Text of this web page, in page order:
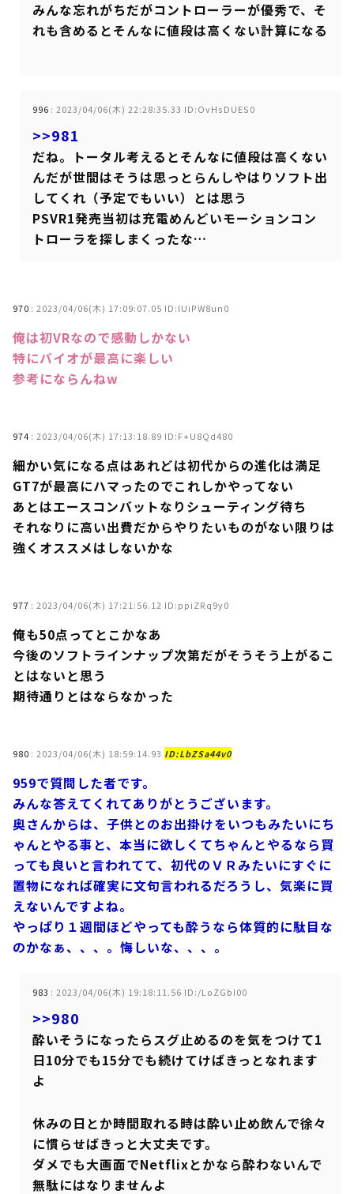
みんな忘れがちだがコントローラーが優秀で、そ
れも含めるとそんなに値段は高くない計算になる
996 : 2023/04/06(木) 22:28:35.33 ID:OvHsDUES0
>>981
だね。トータル考えるとそんなに値段は高くない
んだが世間はそうは思っとらんしやはりソフト出
してくれ（予定でもいい）とは思う
PSVR1発売当初は充電めんどいモーションコン
トローラを探しまくったな…
970 : 2023/04/06(木) 17:09:07.05 ID:lUiPW8un0
俺は初VRなので感動しかない
特にバイオが最高に楽しい
参考にならんねw
974 : 2023/04/06(木) 17:13:18.89 ID:F+U8Qd480
細かい気になる点はあれどは初代からの進化は満足
GT7が最高にハマったのでこれしかやってない
あとはエースコンバットなりシューティング待ち
それなりに高い出費だからやりたいものがない限りは
強くオススメはしないかな
977 : 2023/04/06(木) 17:21:56.12 ID:ppiZRq9y0
俺も50点ってとこかなあ
今後のソフトラインナップ次第だがそうそう上がるこ
とはないと思う
期待通りとはならなかった
980 : 2023/04/06(木) 18:59:14.93 ID:LbZSa44v0
959で質問した者です。
みんな答えてくれてありがとうございます。
奥さんからは、子供とのお出掛けをいつもみたいにち
ゃんとやる事と、本当に欲しくてちゃんとやるなら買
っても良いと言われてて、初代のＶＲみたいにすぐに
置物になれば確実に文句言われるだろうし、気楽に買
えないんですよね。
やっぱり１週間ほどやっても酔うなら体質的に駄目な
のかなぁ、、、。悔しいな、、、。
983 : 2023/04/06(木) 19:18:11.56 ID:/LoZGbI00
>>980
酔いそうになったらスグ止めるのを気をつけて1
日10分でも15分でも続けてけばきっとなれます
よ
休みの日とか時間取れる時は酔い止め飲んで徐々
に慣らせばきっと大丈夫です。
ダメでも大画面でNetflixとかなら酔わないんで
無駄にはなりませんよ